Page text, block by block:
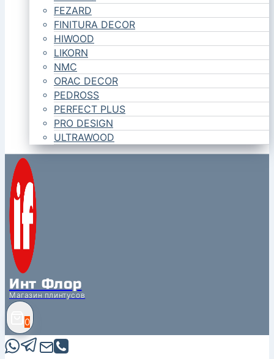
FEZARD
FINITURA DECOR
HIWOOD
LIKORN
NMC
ORAC DECOR
PEDROSS
PERFECT PLUS
PRO DESIGN
ULTRAWOOD
Инт Флор
Магазин плинтусов
0